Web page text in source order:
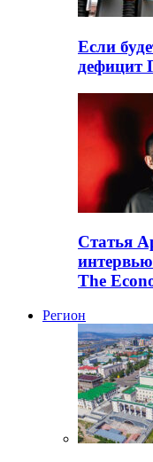
Если
дефицит
Статья
The
Регион